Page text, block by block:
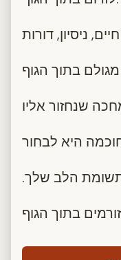
ניסיון, דורות
בתוך הגוף
הלב שלך
בתוך הגוף